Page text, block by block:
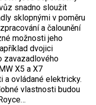
snadno sloužit
sklopnými v poměru
a čalounění
možnosti jeho
dvojici
zavazadlového
X5 a X7
a ovládané elektricky.
vlastnosti budou